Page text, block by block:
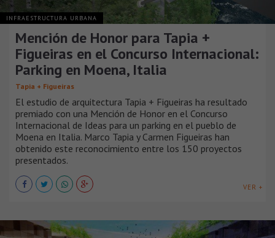
INFRAESTRUCTURA URBANA
Mención de Honor para Tapia +
Figueiras en el Concurso Internacional:
Parking en Moena, Italia
Tapia + Figueiras
El estudio de arquitectura Tapia + Figueiras ha resultado
premiado con una Mención de Honor en el Concurso
Internacional de Ideas para un parking en el pueblo de
Moena en Italia. Marco Tapia y Carmen Figueiras han
obtenido este reconocimiento entre los 150 proyectos
presentados.
VER +